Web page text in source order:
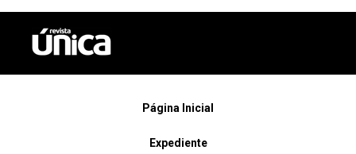
Página Inicial
Expediente